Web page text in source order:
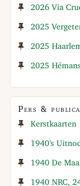
2026 Via
2025
2025
2025
Pers &
Kerstkaarten
1940's
1940 De
1940 NRC,